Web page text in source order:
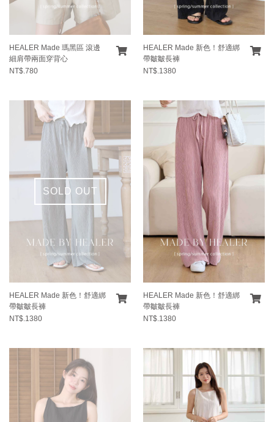
HEALER Made 瑪黑區 滾邊
細肩帶兩面穿背心
NT$.780
HEALER Made 新色！舒適綁
帶皺皺長褲
NT$.1380
SOLD OUT
HEALER Made 新色！舒適綁
帶皺皺長褲
NT$.1380
HEALER Made 新色！舒適綁
帶皺皺長褲
NT$.1380